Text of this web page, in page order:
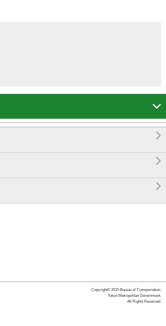




Copyright© 2015 Bureau of Transportation.
Tokyo Metropolitan Government.
All Rights Reserved.